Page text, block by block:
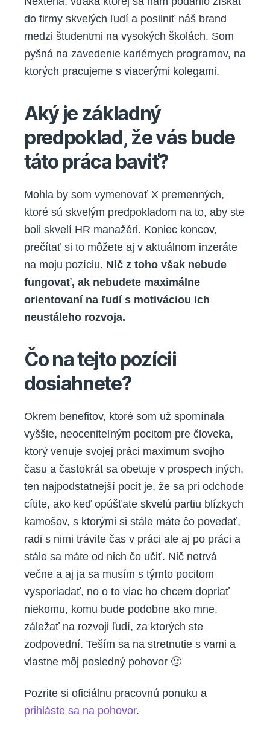
do firmy skvelých ľudí a posilniť náš brand
medzi študentmi na vysokých školách. Som
pyšná na zavedenie kariérnych programov, na
ktorých pracujeme s viacerými kolegami.
Aký je základný
predpoklad, že vás bude
táto práca baviť?
Mohla by som vymenovať X premenných,
ktoré sú skvelým predpokladom na to, aby ste
boli skvelí HR manažéri. Koniec koncov,
prečítať si to môžete aj v aktuálnom inzeráte
na moju pozíciu. Nič z toho však nebude
fungovať, ak nebudete maximálne
orientovaní na ľudí s motiváciou ich
neustáleho rozvoja.
Čo na tejto pozícii
dosiahnete?
Okrem benefitov, ktoré som už spomínala
vyššie, neoceniteľným pocitom pre človeka,
ktorý venuje svojej práci maximum svojho
času a častokrát sa obetuje v prospech iných,
ten najpodstatnejší pocit je, že sa pri odchode
cítite, ako keď opúšťate skvelú partiu blízkych
kamošov, s ktorými si stále máte čo povedať,
radi s nimi trávite čas v práci ale aj po práci a
stále sa máte od nich čo učiť. Nič netrvá
večne a aj ja sa musím s týmto pocitom
vysporiadať, no o to viac ho chcem dopriať
niekomu, komu bude podobne ako mne,
záležať na rozvoji ľudí, za ktorých ste
zodpovední. Teším sa na stretnutie s vami a
vlastne môj posledný pohovor 🙂
Pozrite si oficiálnu pracovnú ponuku a
prihláste sa na pohovor.